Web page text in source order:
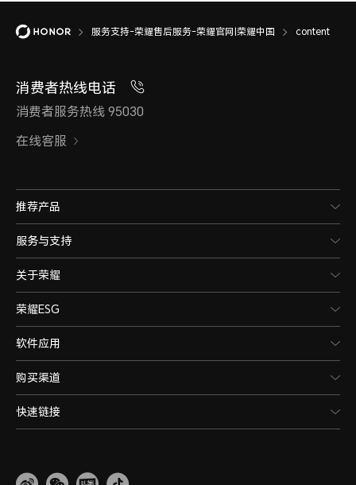
服务支持-荣耀售后服务-荣耀官网|荣耀中国 content
消费者热线电话
消费者服务热线 95030
在线客服
推荐产品
服务与支持
关于荣耀
荣耀ESG
软件应用
购买渠道
快速链接